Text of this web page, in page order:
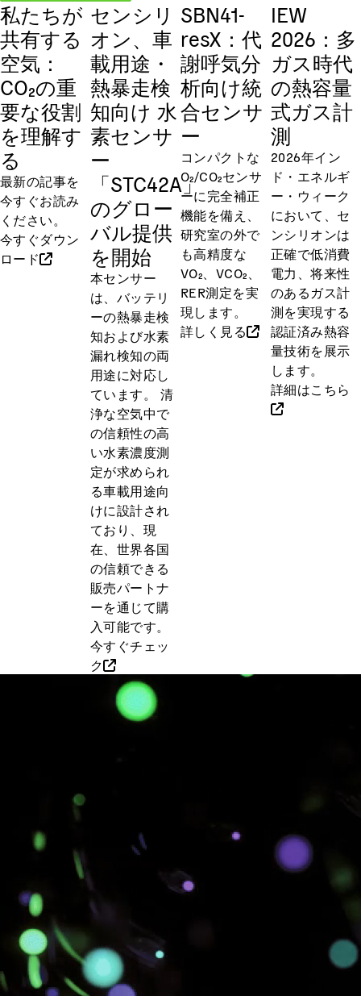
私たちが
共有する
空気：
CO₂の重
要な役割
を理解す
る
最新の記事を
今すぐお読み
ください。
今すぐダウン
ロード
センシリ
オン、車
載用途・
熱暴走検
知向け 水
素センサ
ー
「STC42A」
のグロー
バル提供
を開始
本センサー
は、バッテリ
ーの熱暴走検
知および水素
漏れ検知の両
用途に対応し
ています。 清
浄な空気中で
の信頼性の高
い水素濃度測
定が求められ
る車載用途向
けに設計され
ており、現
在、世界各国
の信頼できる
販売パートナ
ーを通じて購
入可能です。
今すぐチェッ
ク
SBN41-
resX：代
謝呼気分
析向け統
合センサ
ー
コンパクトな
O₂/CO₂センサ
ーに完全補正
機能を備え、
研究室の外で
も高精度な
VO₂、VCO₂、
RER測定を実
現します。
詳しく見る
IEW
2026：多
ガス時代
の熱容量
式ガス計
測
2026年イン
ド・エネルギ
ー・ウィーク
において、セ
ンシリオンは
正確で低消費
電力、将来性
のあるガス計
測を実現する
認証済み熱容
量技術を展示
します。
詳細はこちら